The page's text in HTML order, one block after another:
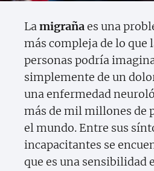
Lamigrañaes una
más compleja de lo que
personas podría
simplemente de un
una enfermedad
más de mil millones de
el mundo. Entre sus
incapacitantes se
que es una sensibilidad